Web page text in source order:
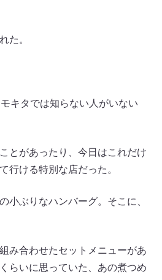
た。
キタでは知らない人がいない
とがあったり、今日はこれだけ
行ける特別な店だった。
小ぶりなハンバーグ。そこに、
み合わせたセットメニューがあ
らいに思っていた、あの煮つめ